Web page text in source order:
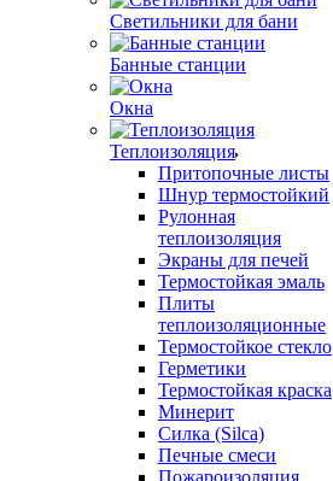
Светильники для бани
Банные станции
Окна
Теплоизоляция
Притопочные листы
Шнур термостойкий
Рулонная
теплоизоляция
Экраны для печей
Термостойкая эмаль
Плиты
теплоизоляционные
Термостойкое стекло
Герметики
Термостойкая краска
Минерит
Силка (Silca)
Печные смеси
Пожароизоляция